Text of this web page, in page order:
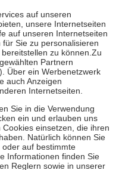
in Höhe von zehn
jedochfünf Euround
mehr als die tatsächlichen
für Online-Apotheken.
beträgt die
zehn Euro je
ihre eigene Gesundheit zu
Familie zu unterstützen,
18. Lebensjahr